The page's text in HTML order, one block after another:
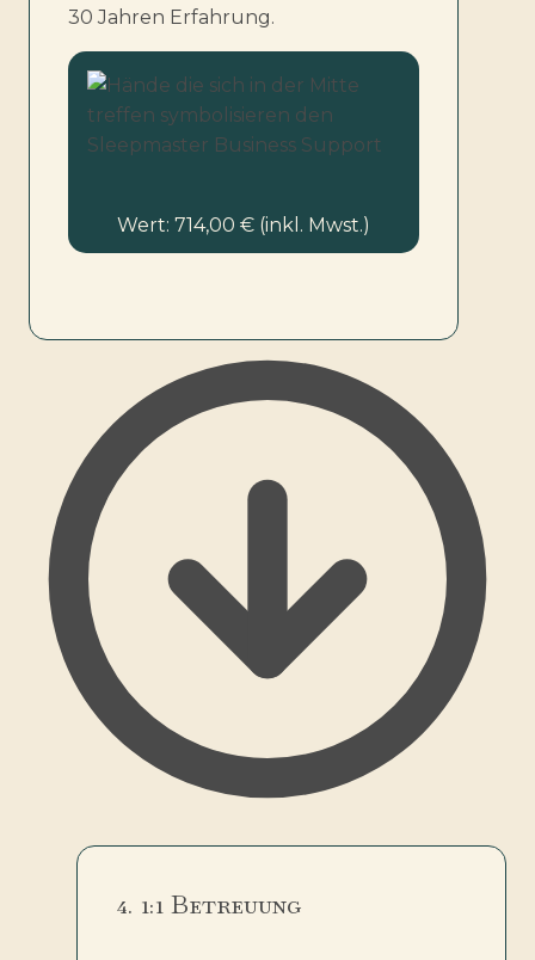
30 Jahren Erfahrung.
Wert: 714,00 € (inkl. Mwst.)
4. 1:1 Betreuung